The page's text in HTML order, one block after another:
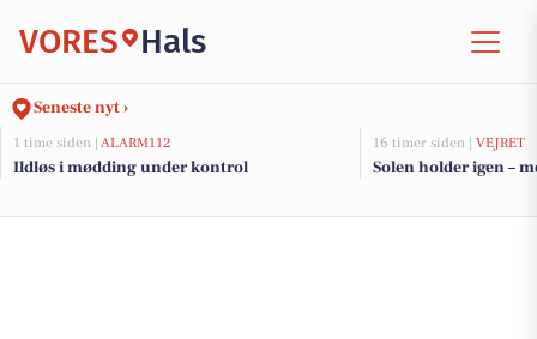
VORES Hals
Seneste nyt ›
1 time siden | ALARM112
Ildløs i mødding under kontrol
16 timer siden | VEJRET
Solen holder igen –